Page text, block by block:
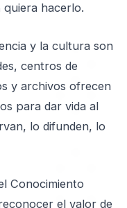
hacerlo.
y la cultura son
centros de
y archivos ofrecen
para dar vida al
lo difunden, lo
Conocimiento
el valor de